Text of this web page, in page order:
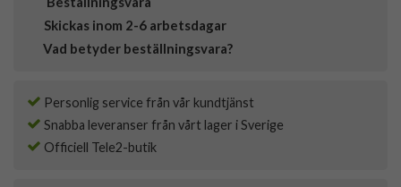
Skickas inom 2-6 arbetsdagar
Vad betyder beställningsvara?
Personlig service från vår kundtjänst
Snabba leveranser från vårt lager i Sverige
Officiell Tele2-butik